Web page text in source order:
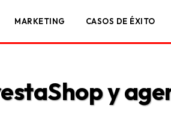
MARKETING CASOS DE ÉXITO
y